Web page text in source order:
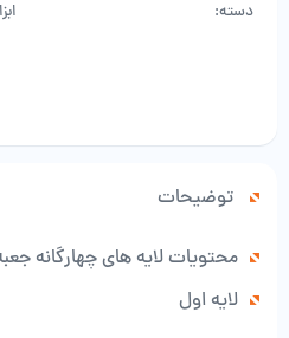
دسته:
توضیحات
محتویات لایه های چهارگانه
لایه اول